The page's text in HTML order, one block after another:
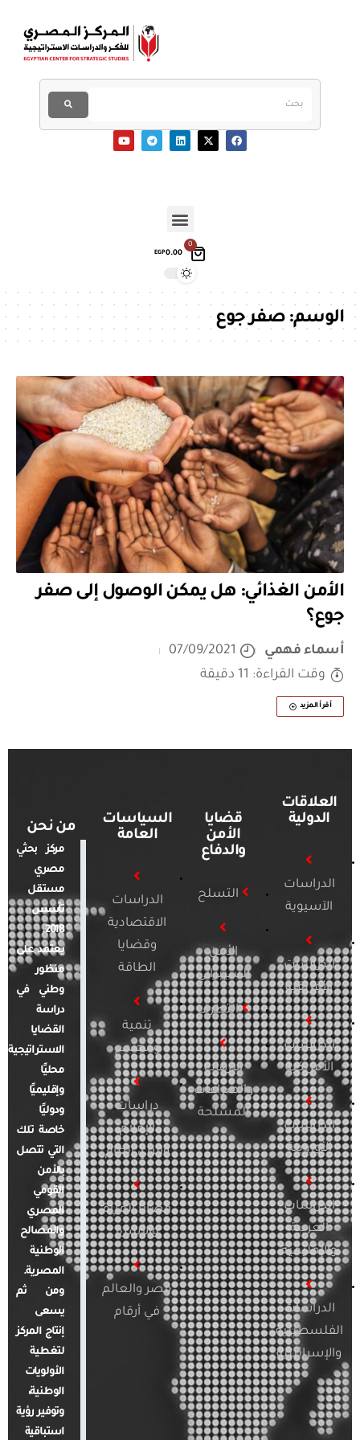
0
EGP0.00
الوسم:صفر جوع
الأمن الغذائي: هل يمكن الوصول إلى صفر
جوع؟
أسماء فهمي
07/09/2021
وقت القراءة: 11 دقيقة
أقرأ المزيد
العلاقات
الدولية
الدراسات
الآسيوية
الدراسات
الأفريقية
الدراسات
الأمريكية
الدراسات
الأوروبية
الدراسات
العربية
والإقليمية
الدراسات
الفلسطينية
والإسرائيلية
قضايا
الأمن
والدفاع
التسلح
الأمن
السيبراني
التطرف
الإرهاب
والصراعات
المسلحة
السياسات
العامة
الدراسات
الاقتصادية
وقضايا
الطاقة
تنمية
ومجتمع
دراسات
الإعلام
والرأي العام
قضايا المرأة
والأسرة
مصر والعالم
في أرقام
من نحن
مركز بحثي
مصري
مستقل
تأسس
2018.
يعتمد على
منظور
وطني في
دراسة
القضايا
الاستراتيجية
محليًا
وإقليميًا
ودوليًا
خاصة تلك
التي تتصل
بالأمن
القومي
المصري
والمصالح
الوطنية
المصرية.
ومن ثم
يسعى
إنتاج المركز
لتغطية
الأولويات
الوطنية،
وتوفير رؤية
استباقية